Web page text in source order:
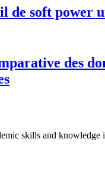
de soft power
des
skills and knowledge